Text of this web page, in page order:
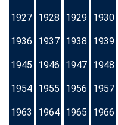
1927 1928 1929 1930
1936 1937 1938 1939
1945 1946 1947 1948
1954 1955 1956 1957
1963 1964 1965 1966